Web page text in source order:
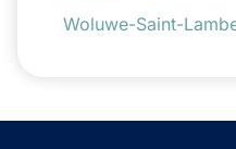
Woluwe-Saint-